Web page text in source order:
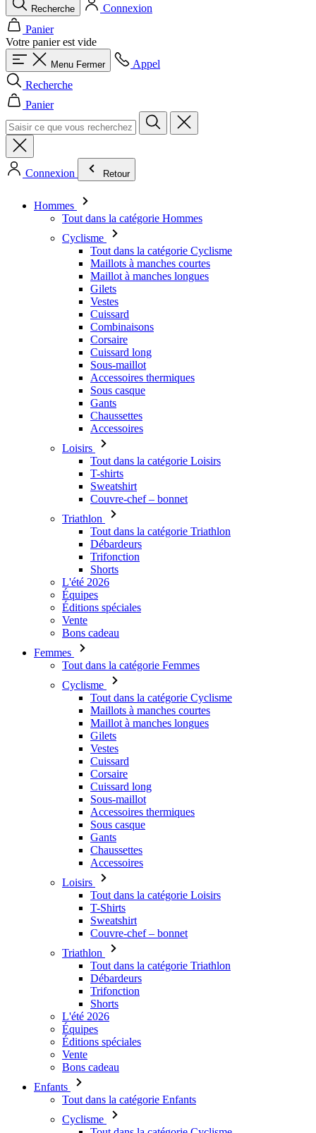
Recherche
Connexion
Panier
Votre panier est vide
Menu Fermer
Appel
Recherche
Panier
Connexion Retour
Hommes
Tout dans la catégorie Hommes
Cyclisme
Tout dans la catégorie Cyclisme
Maillots à manches courtes
Maillot à manches longues
Gilets
Vestes
Cuissard
Combinaisons
Corsaire
Cuissard long
Sous-maillot
Accessoires thermiques
Sous casque
Gants
Chaussettes
Accessoires
Loisirs
Tout dans la catégorie Loisirs
T-shirts
Sweatshirt
Couvre-chef – bonnet
Triathlon
Tout dans la catégorie Triathlon
Débardeurs
Trifonction
Shorts
L'été 2026
Équipes
Éditions spéciales
Vente
Bons cadeau
Femmes
Tout dans la catégorie Femmes
Cyclisme
Tout dans la catégorie Cyclisme
Maillots à manches courtes
Maillot à manches longues
Gilets
Vestes
Cuissard
Corsaire
Cuissard long
Sous-maillot
Accessoires thermiques
Sous casque
Gants
Chaussettes
Accessoires
Loisirs
Tout dans la catégorie Loisirs
T-Shirts
Sweatshirt
Couvre-chef – bonnet
Triathlon
Tout dans la catégorie Triathlon
Débardeurs
Trifonction
Shorts
L'été 2026
Équipes
Éditions spéciales
Vente
Bons cadeau
Enfants
Tout dans la catégorie Enfants
Cyclisme